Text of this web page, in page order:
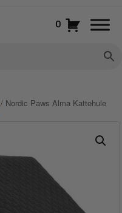
0
/ Nordic Paws Alma Kattehule